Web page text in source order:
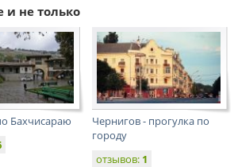
и не только
Бахчисараю
Чернигов - прогулка по
городу
отзывов: 1